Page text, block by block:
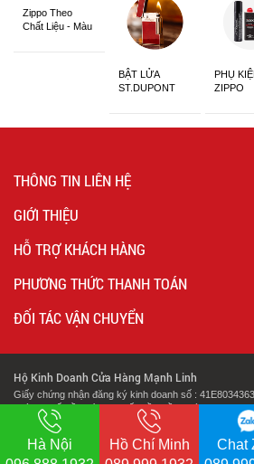
Zippo Theo
Chất Liệu - Màu
BẬT LỬA
ST.DUPONT
PHỤ
ZIPPO
THÔNG TIN LIÊN HỆ
GIỚI THIỆU
HỖ TRỢ KHÁCH HÀNG
PHƯƠNG THỨC THANH TOÁN
ĐỐI TÁC VẬN CHUYỂN
Hộ Kinh Doanh Cửa Hàng Mạnh Linh
Giấy chứng nhận đăng ký kinh doanh số :
Thành Phố Hồ Chí Minh Cấp Lần Đầu Ngày : 07/02/
Địa chỉ: 127 Cao Đạt Phường 1 Quận 5 Thành Phố Hồ
Hà Nội
Hồ Chí Minh
Chat